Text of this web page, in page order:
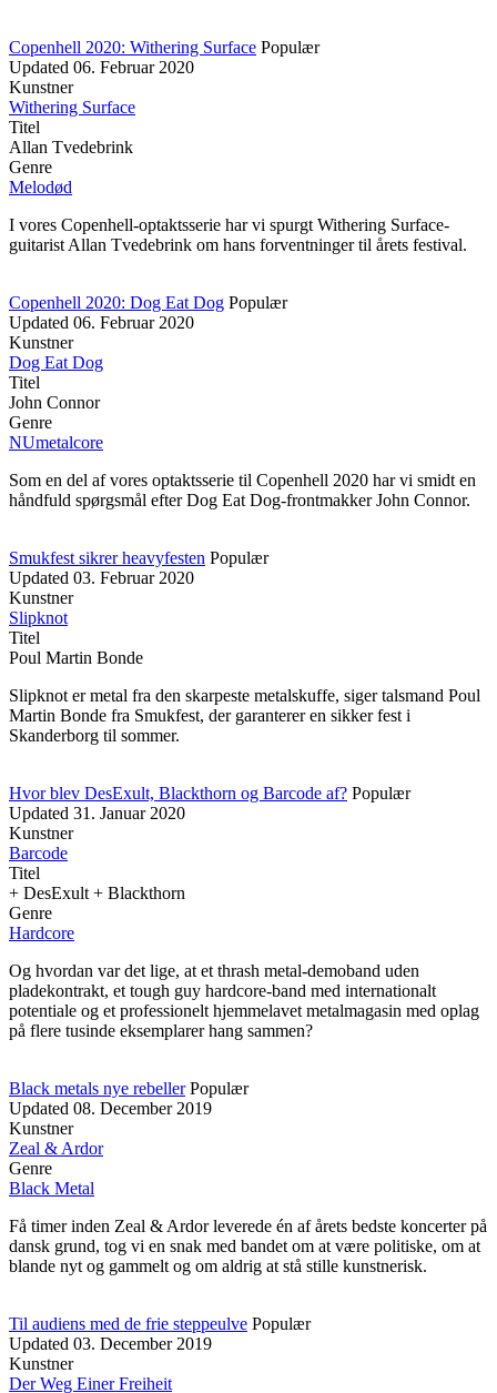
Copenhell 2020: Withering Surface Populær
Updated 06. Februar 2020
Kunstner
Withering Surface
Titel
Allan Tvedebrink
Genre
Melodød
I vores Copenhell-optaktsserie har vi spurgt Withering Surface-
guitarist Allan Tvedebrink om hans forventninger til årets festival.
Copenhell 2020: Dog Eat Dog Populær
Updated 06. Februar 2020
Kunstner
Dog Eat Dog
Titel
John Connor
Genre
NUmetalcore
Som en del af vores optaktsserie til Copenhell 2020 har vi smidt en
håndfuld spørgsmål efter Dog Eat Dog-frontmakker John Connor.
Smukfest sikrer heavyfesten Populær
Updated 03. Februar 2020
Kunstner
Slipknot
Titel
Poul Martin Bonde
Slipknot er metal fra den skarpeste metalskuffe, siger talsmand Poul
Martin Bonde fra Smukfest, der garanterer en sikker fest i
Skanderborg til sommer.
Hvor blev DesExult, Blackthorn og Barcode af? Populær
Updated 31. Januar 2020
Kunstner
Barcode
Titel
+ DesExult + Blackthorn
Genre
Hardcore
Og hvordan var det lige, at et thrash metal-demoband uden
pladekontrakt, et tough guy hardcore-band med internationalt
potentiale og et professionelt hjemmelavet metalmagasin med oplag
på flere tusinde eksemplarer hang sammen?
Black metals nye rebeller Populær
Updated 08. December 2019
Kunstner
Zeal & Ardor
Genre
Black Metal
Få timer inden Zeal & Ardor leverede én af årets bedste koncerter på
dansk grund, tog vi en snak med bandet om at være politiske, om at
blande nyt og gammelt og om aldrig at stå stille kunstnerisk.
Til audiens med de frie steppeulve Populær
Updated 03. December 2019
Kunstner
Der Weg Einer Freiheit